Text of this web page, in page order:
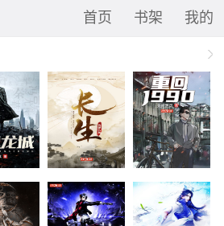
首页 书架 我的